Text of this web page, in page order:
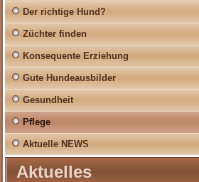
Der richtige Hund?
Züchter finden
Konsequente Erziehung
Gute Hundeausbilder
Gesundheit
Pflege
Aktuelle NEWS
Aktuelles